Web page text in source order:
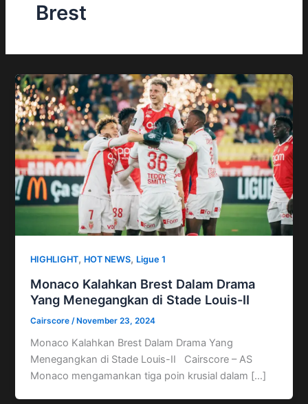
Brest
HIGHLIGHT, HOT NEWS, Ligue 1
Monaco Kalahkan Brest Dalam Drama
Yang Menegangkan di Stade Louis-II
Cairscore /November 23, 2024
Monaco Kalahkan Brest Dalam Drama Yang
Menegangkan di Stade Louis-II Cairscore – AS
Monaco mengamankan tiga poin krusial dalam […]